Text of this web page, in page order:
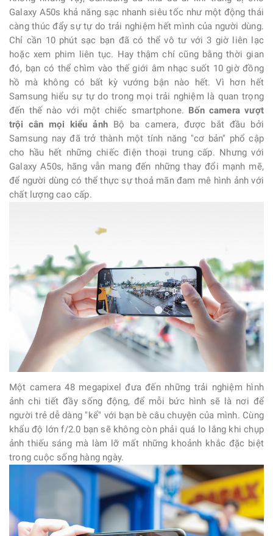
Galaxy A50s khả năng sạc nhanh siêu tốc như một động thái
càng thúc đẩy sự tự do trải nghiệm hết mình của người dùng.
Chỉ cần 10 phút sạc bạn đã có thể vô tư với 3 giờ liên lạc
hoặc xem phim liên tục. Hay thậm chí cũng bằng thời gian
đó, bạn có thể chìm vào thế giới âm nhạc suốt 10 giờ đồng
hồ mà không có bất kỳ vướng bận nào hết. Vì hơn hết
Samsung hiểu sự tự do trong mọi trải nghiệm là quan trọng
đến thế nào với một chiếc smartphone. Bốn camera vượt
trội cân mọi kiểu ảnhBộ ba camera, được bắt đầu bởi
Samsung nay đã trở thành một tính năng "cơ bản" phổ cập
cho hầu hết những chiếc điện thoại trung cấp. Nhưng với
Galaxy A50s, hãng vẫn mang đến những thay đổi mạnh mẽ,
để người dùng có thể thực sự thoả mãn đam mê hình ảnh với
chất lượng cao cấp.
Một camera 48 megapixel đưa đến những trải nghiệm hình
ảnh chi tiết đầy sống động, để mỗi bức hình sẽ là nơi để
người trẻ dễ dàng "kể" với bạn bè câu chuyện của mình. Cùng
khẩu độ lớn f/2.0 bạn sẽ không còn phải quá lo lắng khi chụp
ảnh thiếu sáng mà làm lỡ mất những khoảnh khắc đặc biệt
trong cuộc sống hàng ngày.